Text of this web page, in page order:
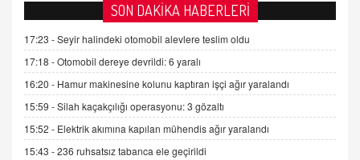
AV. DOĞAN CAN DOĞAN
Kişisel verilerin korunması ve dijital hukukun
gelişimi
15.09.2025 16:17
SEHER EREK
Kış Ayları Geldi, Hangi Önlemler Alınmalı?
9.12.2025 10:11
SON DAKİKA HABERLERİ
17:23 -Seyir halindeki otomobil alevlere teslim oldu
17:18 -Otomobil dereye devrildi: 6 yaralı
16:20 - Hamur makinesine kolunu kaptıran işçi ağır yaralandı
15:59 -Silah kaçakçılığı operasyonu: 3 gözaltı
15:52 - Elektrik akımına kapılan mühendis ağır yaralandı
15:43 -236 ruhsatsız tabanca ele geçirildi